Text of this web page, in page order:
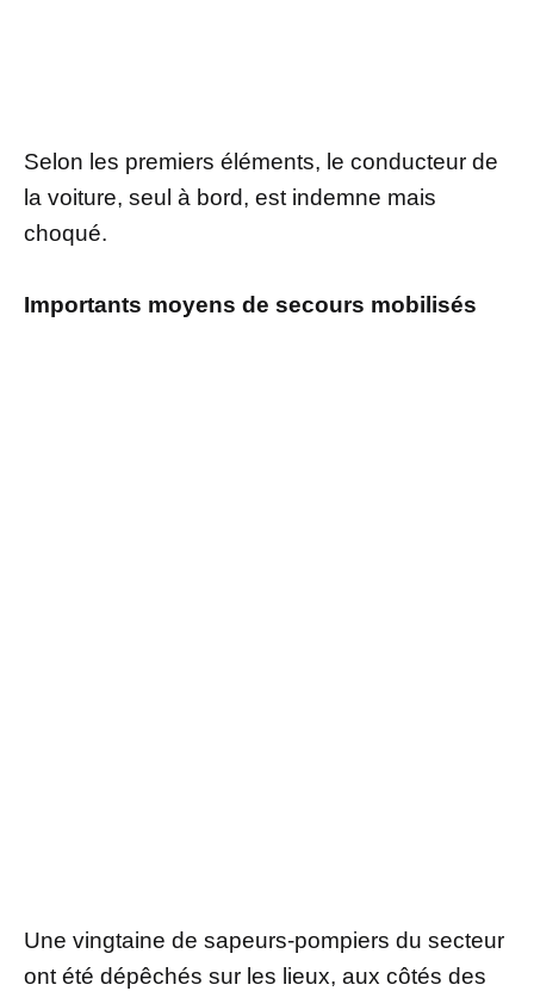
Selon les premiers éléments, le conducteur de
la voiture, seul à bord, est indemne mais
choqué.
Importants moyens de secours mobilisés
Une vingtaine de sapeurs-pompiers du secteur
ont été dépêchés sur les lieux, aux côtés des